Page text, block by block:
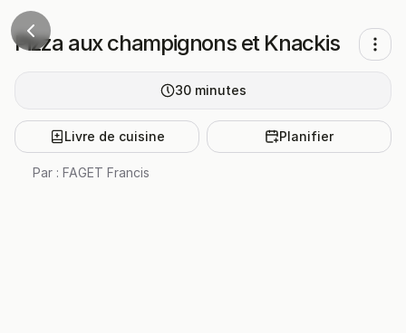
Pizza aux champignons et Knackis
30 minutes
Livre de cuisine Planifier
Par : FAGET Francis